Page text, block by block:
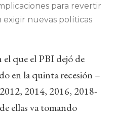
para revertir
exigir nuevas políticas
que el PBI dejó de
en la quinta recesión –
2014, 2016, 2018-
ellas va tomando